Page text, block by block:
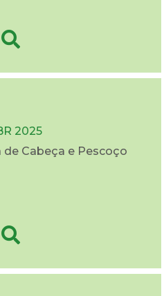
2025
Cabeça e Pescoço